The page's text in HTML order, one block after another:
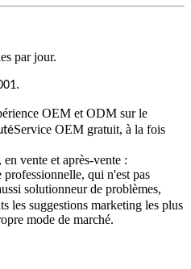
par jour.
.
OEM et ODM sur le
Service OEM gratuit, à la fois
vente et après-vente :
qui n'est pas
solutionneur de problèmes,
les suggestions marketing les plus
mode de marché.